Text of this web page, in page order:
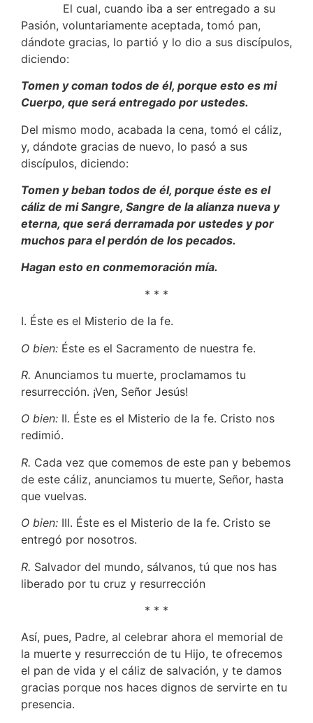
El cual, cuando iba a ser entregado a su
Pasión, voluntariamente aceptada, tomó pan,
dándote gracias, lo partió y lo dio a sus discípulos,
diciendo:
Tomen y coman todos de él, porque esto es mi
Cuerpo, que será entregado por ustedes.
Del mismo modo, acabada la cena, tomó el cáliz,
y, dándote gracias de nuevo, lo pasó a sus
discípulos, diciendo:
Tomen y beban todos de él, porque éste es el
cáliz de mi Sangre, Sangre de la alianza nueva y
eterna, que será derramada por ustedes y por
muchos para el perdón de los pecados.
Hagan esto en conmemoración mía.
* * *
I. Éste es el Misterio de la fe.
O bien: Éste es el Sacramento de nuestra fe.
R. Anunciamos tu muerte, proclamamos tu
resurrección. ¡Ven, Señor Jesús!
O bien: II. Éste es el Misterio de la fe. Cristo nos
redimió.
R. Cada vez que comemos de este pan y bebemos
de este cáliz, anunciamos tu muerte, Señor, hasta
que vuelvas.
O bien: III. Éste es el Misterio de la fe. Cristo se
entregó por nosotros.
R. Salvador del mundo, sálvanos, tú que nos has
liberado por tu cruz y resurrección
* * *
Así, pues, Padre, al celebrar ahora el memorial de
la muerte y resurrección de tu Hijo, te ofrecemos
el pan de vida y el cáliz de salvación, y te damos
gracias porque nos haces dignos de servirte en tu
presencia.